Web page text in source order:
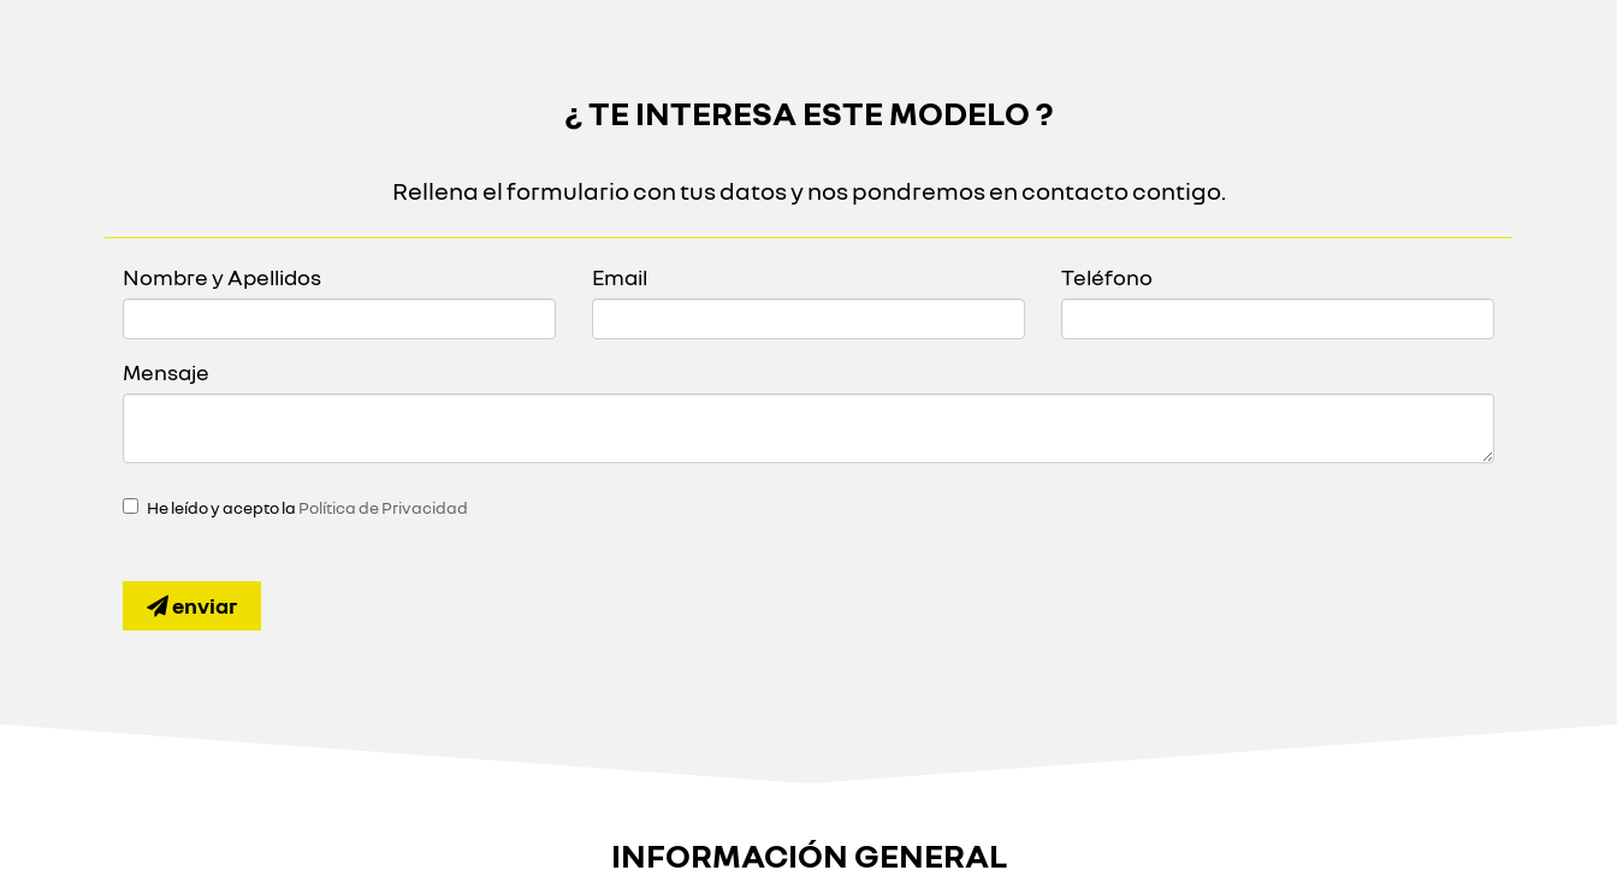
¿ TE INTERESA ESTE MODELO ?
Rellena el formulario con tus datos y nos pondremos en contacto contigo.
Nombre y Apellidos Email Teléfono
Mensaje
He leído y acepto la Política de Privacidad
enviar
INFORMACIÓN GENERAL